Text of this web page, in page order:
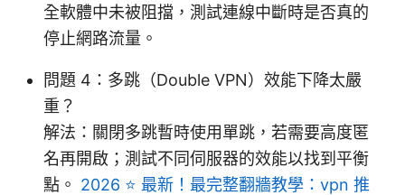
全軟體中未被阻擋，測試連線中斷時是否真的
停止網路流量。
問題 4：多跳（Double VPN）效能下降太嚴
重？
解法：關閉多跳暫時使用單跳，若需要高度匿
名再開啟；測試不同伺服器的效能以找到平衡
點。 2026 ⭐ 最新！最完整翻牆教學：vpn 推